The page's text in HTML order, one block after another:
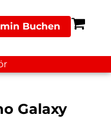
Buchen
Galaxy